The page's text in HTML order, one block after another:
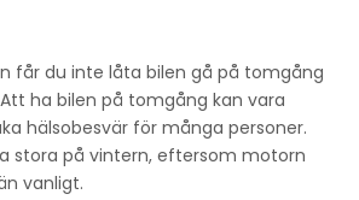
får du inte låta bilen gå på tomgång
ha bilen på tomgång kan vara
hälsobesvär för många personer.
stora på vintern, eftersom motorn
vanligt.